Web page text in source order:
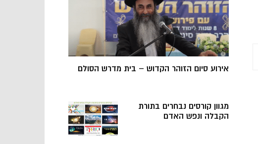
אירוע סיום הזוהר הקדוש – בית מדרש הסולם
מגוון קורסים נבחרים בתורת
הקבלה ונפש האדם